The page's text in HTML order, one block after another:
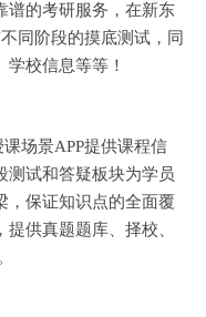
谱的考研服务，在新东
同阶段的摸底测试，同
校信息等等！
场景APP提供课程信
测试和答疑板块为学员
，保证知识点的全面覆
供真题题库、择校、